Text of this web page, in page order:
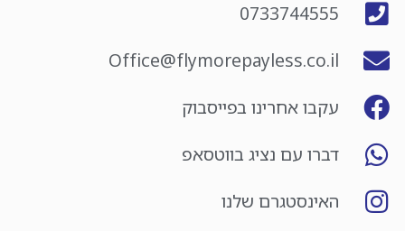
0733744555
Office@flymorepayless.co.il
עקבו אחרינו בפייסבוק
דברו עם נציג בווטסאפ
האינסטגרם שלנו